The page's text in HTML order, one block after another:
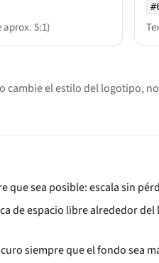
5:1)
cambie el estilo del logotipo, no
que sea posible: escala sin
de espacio libre alrededor
siempre que el fondo sea